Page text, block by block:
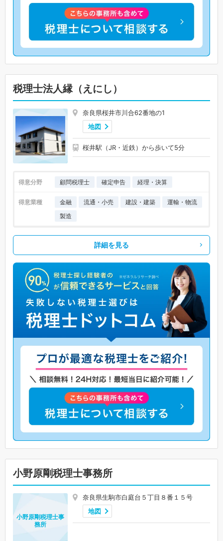
税理士法人縁（えにし）
奈良県桜井市川合62番地の1
地図
桜井駅（JR・近鉄）から歩いて5分
得意分野 顧問税理士 確定申告 経理・決算
得意業種 金融 流通・小売 建設・建築
運輸・物流
製造
詳細を見る
小野原剛税理士事務所
奈良県生駒市白庭台５丁目８番１５号
地図
小野原剛税理士事
務所